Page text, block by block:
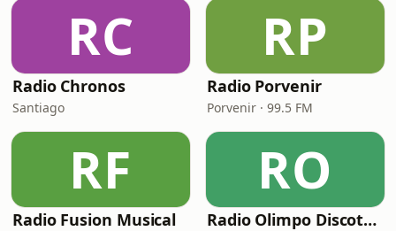
RC
Radio Chronos
Santiago
RP
Radio Porvenir
Porvenir · 99.5 FM
RF
Radio Fusion Musical
RO
Radio Olimpo Discotheque